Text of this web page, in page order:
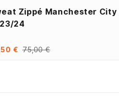
Zippé Manchester City
24
€ 75,00 €